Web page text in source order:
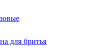
для бритья